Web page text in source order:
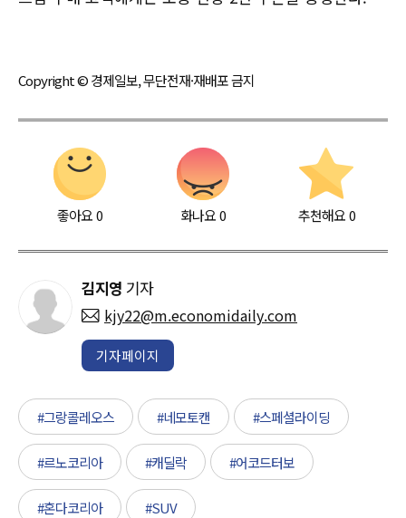
Copyright © 경제일보, 무단전재·재배포 금지
좋아요0 화나요0 추천해요 0
김지영 기자
kjy22@m.economidaily.com
기자페이지
#그랑콜레오스 #네모토캔 #스페셜라이딩
#르노코리아 #캐딜락 #어코드터보
#혼다코리아 #SUV